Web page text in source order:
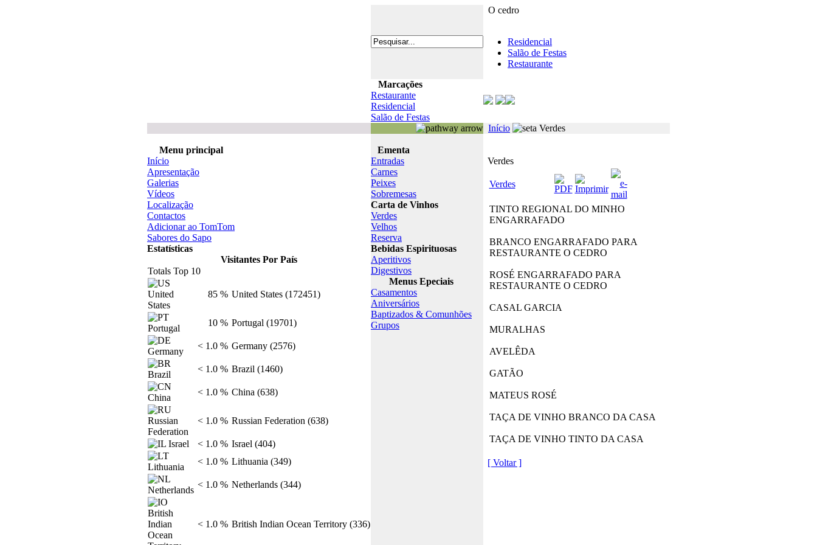
O cedro
Residencial
Salão de Festas
Restaurante
Marcações
Restaurante
Residencial
Salão de Festas
Início
Verdes
Menu principal
Início
Apresentação
Galerias
Vídeos
Localização
Contactos
Adicionar ao TomTom
Sabores do Sapo
Estatísticas
Visitantes Por País
Totals Top 10
85 % United States (172451)
10 % Portugal (19701)
< 1.0 % Germany (2576)
< 1.0 % Brazil (1460)
< 1.0 % China (638)
< 1.0 % Russian Federation (638)
< 1.0 % Israel (404)
< 1.0 % Lithuania (349)
< 1.0 % Netherlands (344)
< 1.0 % British Indian Ocean Territory (336)
Ementa
Entradas
Carnes
Peixes
Sobremesas
Carta de Vinhos
Verdes
Velhos
Reserva
Bebidas Espirituosas
Aperitivos
Digestivos
Menus Epeciais
Casamentos
Aniversários
Baptizados & Comunhões
Grupos
Verdes
Verdes
TINTO REGIONAL DO MINHO
ENGARRAFADO
BRANCO ENGARRAFADO PARA
RESTAURANTE O CEDRO
ROSÉ ENGARRAFADO PARA
RESTAURANTE O CEDRO
CASAL GARCIA
MURALHAS
AVELÊDA
GATÃO
MATEUS ROSÉ
TAÇA DE VINHO BRANCO DA CASA
TAÇA DE VINHO TINTO DA CASA
[ Voltar ]